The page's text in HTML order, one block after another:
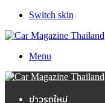
Switch skin
Menu
ข่าวรถใหม่